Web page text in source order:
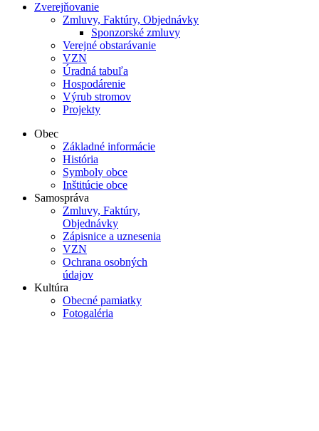
Zverejňovanie
Zmluvy, Faktúry, Objednávky
Sponzorské zmluvy
Verejné obstarávanie
VZN
Úradná tabuľa
Hospodárenie
Výrub stromov
Projekty
Obec
Základné informácie
História
Symboly obce
Inštitúcie obce
Samospráva
Zmluvy, Faktúry,
Objednávky
Zápisnice a uznesenia
VZN
Ochrana osobných
údajov
Kultúra
Obecné pamiatky
Fotogaléria